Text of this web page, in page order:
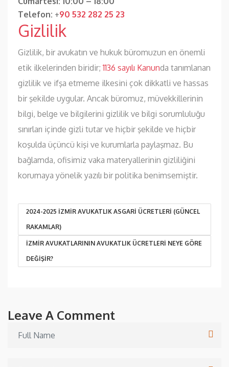
Telefon: +90 532 282 25 23
Gizlilik
Gizlilik, bir avukatın ve hukuk büromuzun en önemli
etik ilkelerinden biridir;1136 sayılı Kanunda tanımlanan
gizlilik ve ifşa etmeme ilkesini çok dikkatli ve hassas
bir şekilde uygular. Ancak büromuz, müvekkillerinin
bilgi, belge ve bilgilerini gizlilik ve bilgi sorumluluğu
sınırları içinde gizli tutar ve hiçbir şekilde ve hiçbir
koşulda üçüncü kişi ve kurumlarla paylaşmaz. Bu
bağlamda, ofisimiz vaka materyallerinin gizliliğini
korumaya yönelik yazılı bir politika benimsemiştir.
2024-2025 İZMIR AVUKATLIK ASGARI ÜCRETLERI (GÜNCEL
RAKAMLAR)
İZMIR AVUKATLARININ AVUKATLIK ÜCRETLERI NEYE GÖRE
DEĞIŞIR?
Leave A Comment